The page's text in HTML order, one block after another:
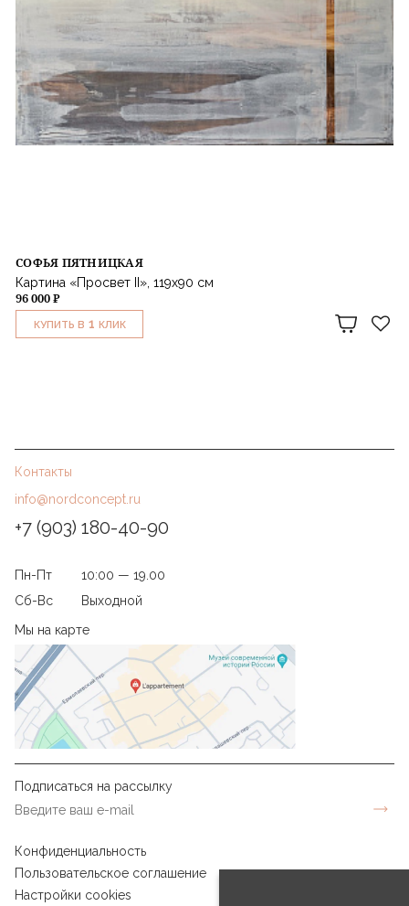
СОФЬЯ ПЯТНИЦКАЯ
Картина «Просвет II», 119х90 см
96 000 ₽
КУПИТЬ В 1 КЛИК
Контакты
info@nordconcept.ru
+7 (903) 180-40-90
Пн-Пт
10:00 — 19.00
Сб-Вс
Выходной
Мы на карте
Подписаться на рассылку
Конфиденциальность
Пользовательское соглашение
Настройки cookies